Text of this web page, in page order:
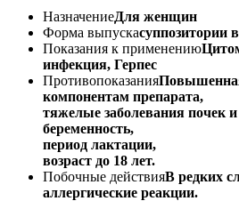
НазначениеДля женщин
Форма выпускасуппозитории
Показания к применению
инфекция, Герпес
Противопоказания
компонентам препарата,
тяжелые заболевания почек и
беременность,
период лактации,
возраст до 18 лет.
Побочные действияВ редких
аллергические реакции.